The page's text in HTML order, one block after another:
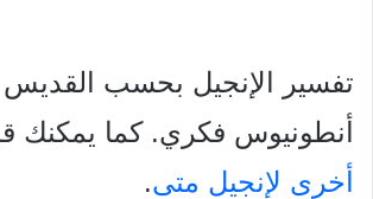
تفسير الإنجيل بحسب
أنطونيوس فكري. كما يمكنك
أخرى لإنجيل متى.